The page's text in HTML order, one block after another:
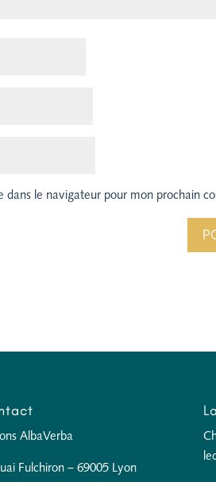
le navigateur pour mon prochain
AlbaVerba
Fulchiron – 69005 Lyon